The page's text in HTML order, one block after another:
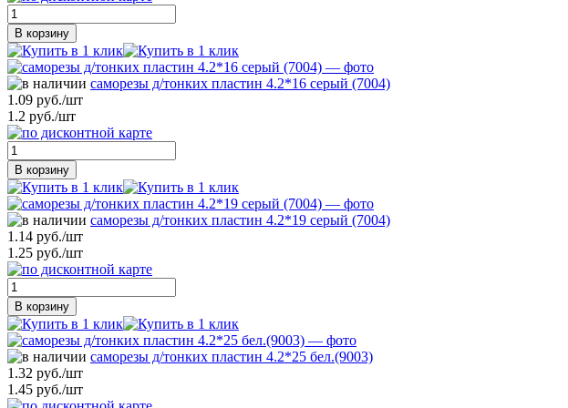
В корзину
саморезы д/тонких пластин 4.2*16 серый (7004)
1.09 руб./шт
1.2 руб./шт
В корзину
саморезы д/тонких пластин 4.2*19 серый (7004)
1.14 руб./шт
1.25 руб./шт
В корзину
саморезы д/тонких пластин 4.2*25 бел.(9003)
1.32 руб./шт
1.45 руб./шт